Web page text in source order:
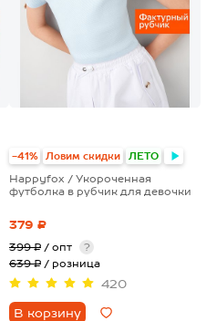
-41% Ловим скидки ЛЕТО
Happyfox / Укороченная
футболка в рубчик для девочки
379 ₽
399 ₽ / опт
?
639 ₽ / розница
420
В корзину